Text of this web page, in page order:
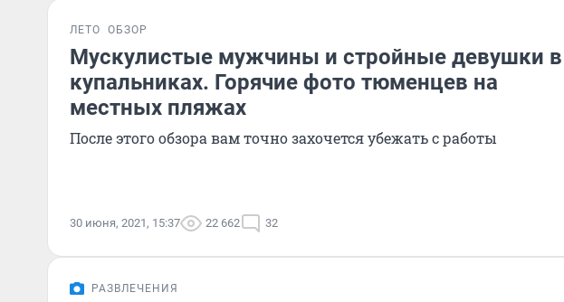
ЛЕТО ОБЗОР
Мускулистые мужчины и стройные девушки в
купальниках. Горячие фото тюменцев на
местных пляжах
После этого обзора вам точно захочется убежать с работы
30 июня, 2021, 15:37 22 662 32
РАЗВЛЕЧЕНИЯ